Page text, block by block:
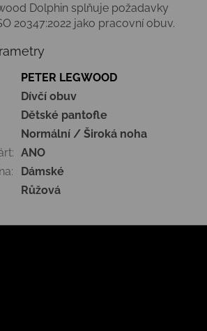
Dolphin splňuje požadavky
20347:2022 jako pracovní obuv.
PETER LEGWOOD
Dívčí obuv
Dětské pantofle
Normální / Široká noha
: ANO
: Dámské
Růžová